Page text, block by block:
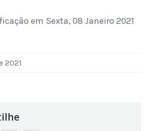
em Sexta, 08 Janeiro 2021
2021